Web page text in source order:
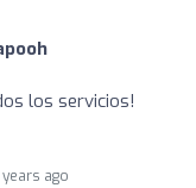
los servicios!
ago